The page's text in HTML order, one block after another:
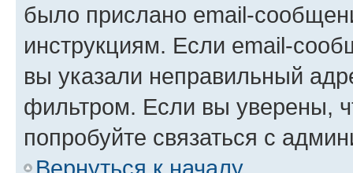
было прислано email-
инструкциям. Если email-
вы указали неправильный
фильтром. Если вы уверены,
попробуйте связаться с
Вернуться к началу